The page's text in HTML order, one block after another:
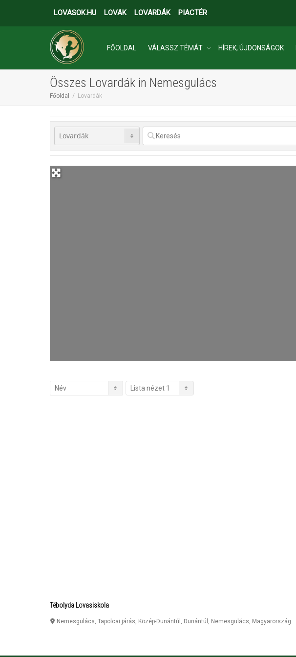
LOVASOK.HU LOVAK LOVARDÁK PIACTÉR
FŐOLDAL VÁLASSZ TÉMÁT HÍREK, ÚJDONSÁGOK
Összes Lovardák in Nemesgulács
Főoldal Lovardák
Tébolyda Lovasiskola
Nemesgulács, Tapolcai járás, Közép-Dunántúl, Dunántúl Nemesgulács Magyarország